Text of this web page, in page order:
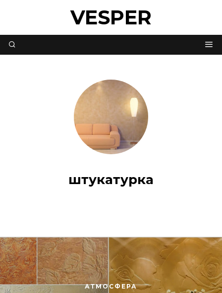
VESPER
штукатурка
АТМОСФЕРА